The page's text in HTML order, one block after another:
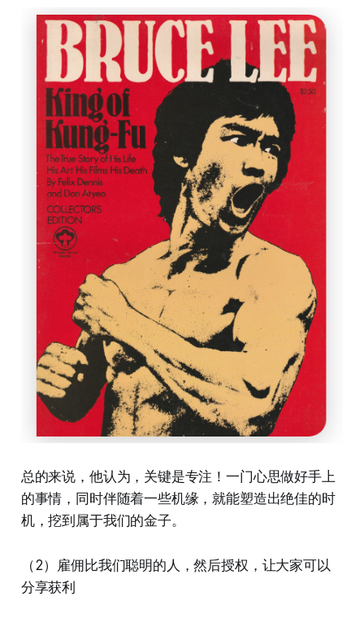
总的来说，他认为，关键是专注！一门心思做好手上
的事情，同时伴随着一些机缘，就能塑造出绝佳的时
机，挖到属于我们的金子。
（2）雇佣比我们聪明的人，然后授权，让大家可以
分享获利